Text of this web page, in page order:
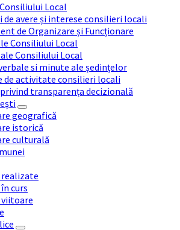
Local
de avere și interese consilieri locali
de Organizare și Funcționare
Consiliului Local
Consiliului Local
si minute ale ședințelor
de activitate consilieri locali
transparența decizională
geografică
istorică
culturală
curs